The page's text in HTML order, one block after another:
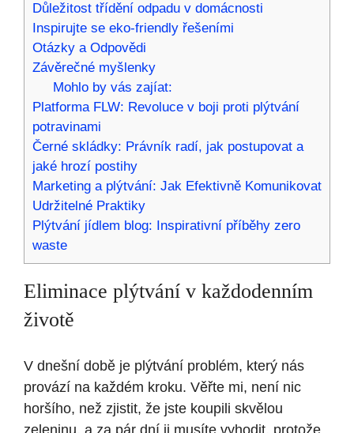
Důležitost třídění odpadu v domácnosti
Inspirujte se eko-friendly řešeními
Otázky a Odpovědi
Závěrečné myšlenky
Mohlo by vás zajíat:
Platforma FLW: Revoluce v boji proti plýtvání
potravinami
Černé skládky: Právník radí, jak postupovat a
jaké hrozí postihy
Marketing a plýtvání: Jak Efektivně Komunikovat
Udržitelné Praktiky
Plýtvání jídlem blog: Inspirativní příběhy zero
waste
Eliminace plýtvání v každodenním
životě
V dnešní době je plýtvání problém, který nás
provází na každém kroku. Věřte mi, není nic
horšího, než zjistit, že jste koupili skvělou